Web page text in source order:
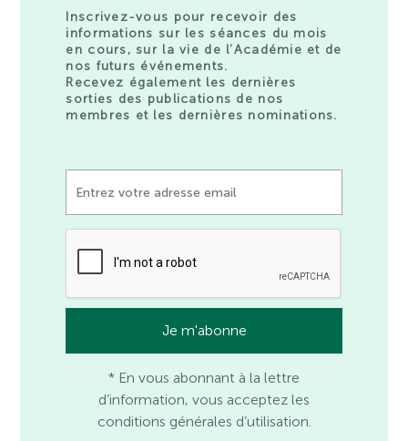
Inscrivez-vous pour recevoir des
informations sur les séances du mois
en cours, sur la vie de l’Académie et de
nos futurs événements.
Recevez également les dernières
sorties des publications de nos
membres et les dernières nominations.
* En vous abonnant à la lettre
d’information, vous acceptez les
conditions générales d’utilisation.